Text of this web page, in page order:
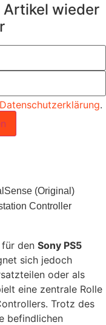
Artikel wieder
Datenschutzerklärung.
(Original)
Controller
für den Sony PS5
sich jedoch
oder als
eine zentrale Rolle
Trotz des
befindlichen